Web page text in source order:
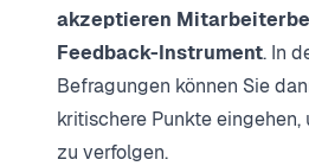
akzeptieren
Feedback-Instrument. In
Befragungen können Sie
kritischere Punkte eingehen,
zu verfolgen.